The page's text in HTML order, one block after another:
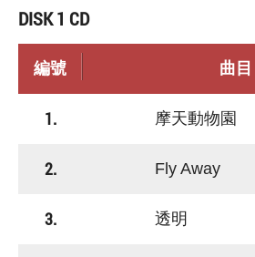
DISK 1 CD
編號 曲目
1. 摩天動物園
2. Fly Away
3. 透明